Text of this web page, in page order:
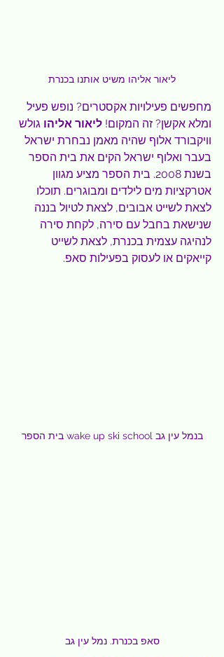
ליאור אליהו משיט אותנו בכנרת
מחפשים פעילויות אקסטרים? נופש פעיל
ומלא אקשן? זה המקום! ליאור אליהו גולש
וויקבורד אלוף שהיה מאמן נבחרת ישראל
בעבר ואלוף ישראל הקים את בית הספר
בשנת 2008. בית הספר מציע מגוון
אטרקציות מים לילדים ומבוגרים. תוכלו
לצאת לשייט אבובים, לצאת לטיול בננה
שנישאת בחבל עם סירה, לקחת סירה
לנהיגה עצמית בכנרת, לצאת לשייט
קייאקים או לעסוק בפעילות סאפ.
בית הספר wake up ski school בנמל עין גב
סאפ בכנרת. נמל עין גב